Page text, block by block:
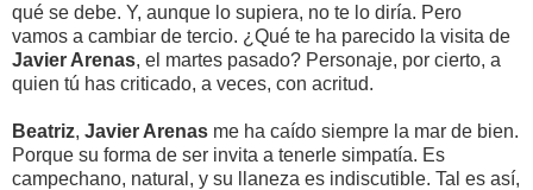
qué se debe. Y, aunque lo supiera, no te lo diría. Pero
vamos a cambiar de tercio. ¿Qué te ha parecido la visita de
Javier Arenas, el martes pasado? Personaje, por cierto, a
quien tú has criticado, a veces, con acritud.
Beatriz, Javier Arenas me ha caído siempre la mar de bien.
Porque su forma de ser invita a tenerle simpatía. Es
campechano, natural, y su llaneza es indiscutible. Tal es así,